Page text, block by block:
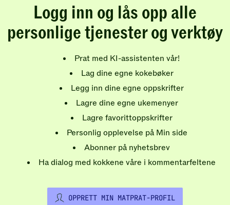
Logg inn og lås opp alle
personlige tjenester og verktøy
Prat med KI-assistenten vår!
Lag dine egne kokebøker
Legg inn dine egne oppskrifter
Lagre dine egne ukemenyer
Lagre favorittoppskrifter
Personlig opplevelse på Min side
Abonner på nyhetsbrev
Ha dialog med kokkene våre i kommentarfeltene
OPPRETT MIN MATPRAT-PROFIL